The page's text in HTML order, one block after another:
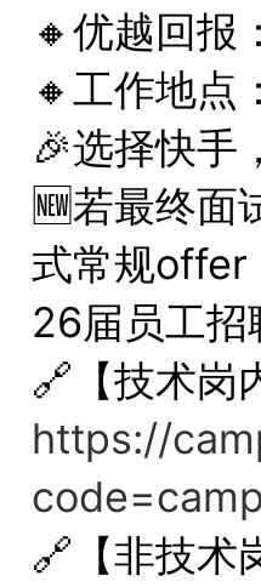
🔸优越回报
🔸工作地点
🎉选择快手
🆕若最终面
式常规offer
26届员工
🔗【技术岗
https://
🔗【非技术